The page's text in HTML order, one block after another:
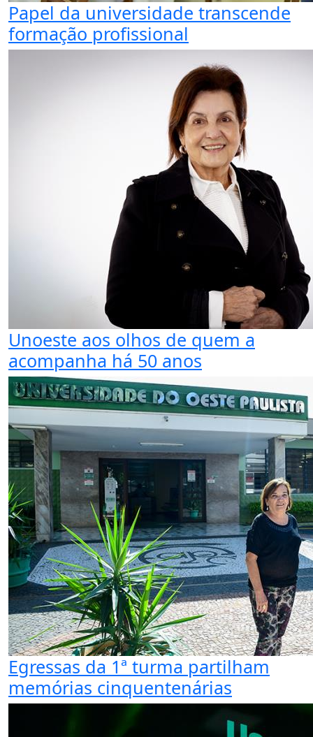
Papel da universidade transcende
formação profissional
Unoeste aos olhos de quem a
acompanha há 50 anos
Egressas da 1ª turma partilham
memórias cinquentenárias